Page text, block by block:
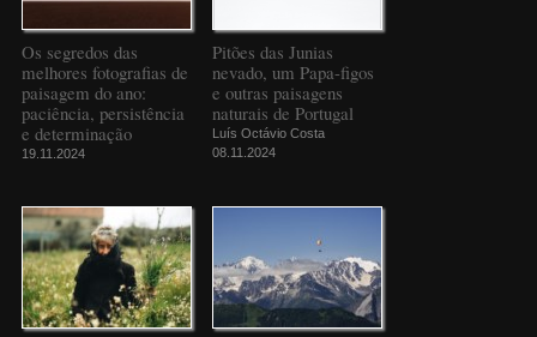
Os segredos das
melhores fotografias de
paisagem do ano:
paciência, persistência
e determinação
19.11.2024
Pitões das Junias
nevado, um Papa-figos
e outras paisagens
naturais de Portugal
Luís Octávio Costa
08.11.2024